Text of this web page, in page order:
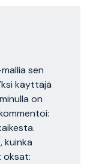
sen
käyttäjä
on
kuinka
oksat: